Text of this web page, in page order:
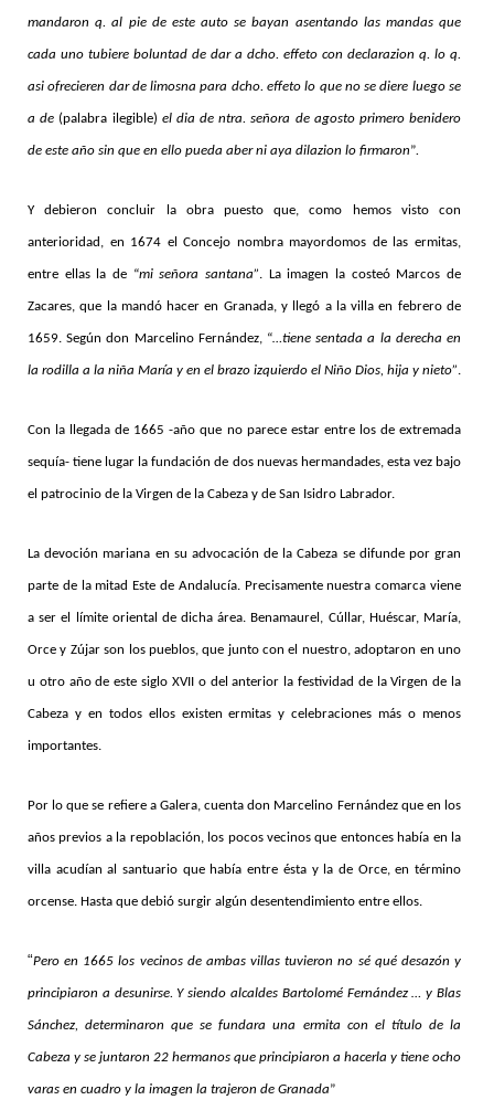
mandaron q. al pie de este auto se bayan asentando las mandas que
cada uno tubiere boluntad de dar a dcho. effeto con declarazion q. lo q.
asi ofrecieren dar de limosna para dcho. effeto lo que no se diere luego se
a de (palabra ilegible) el dia de ntra. señora de agosto primero benidero
de este año sin que en ello pueda aber ni aya dilazion lo firmaron”.
Y debieron concluir la obra puesto que, como hemos visto con
anterioridad, en 1674 el Concejo nombra mayordomos de las ermitas,
entre ellas la de “mi señora santana”. La imagen la costeó Marcos de
Zacares, que la mandó hacer en Granada, y llegó a la villa en febrero de
1659. Según don Marcelino Fernández, “…tiene sentada a la derecha en
la rodilla a la niña María y en el brazo izquierdo el Niño Dios, hija y nieto”.
Con la llegada de 1665 -año que no parece estar entre los de extremada
sequía- tiene lugar la fundación de dos nuevas hermandades, esta vez bajo
el patrocinio de la Virgen de la Cabeza y de San Isidro Labrador.
La devoción mariana en su advocación de la Cabeza se difunde por gran
parte de la mitad Este de Andalucía. Precisamente nuestra comarca viene
a ser el límite oriental de dicha área. Benamaurel, Cúllar, Huéscar, María,
Orce y Zújar son los pueblos, que junto con el nuestro, adoptaron en uno
u otro año de este siglo XVII o del anterior la festividad de la Virgen de la
Cabeza y en todos ellos existen ermitas y celebraciones más o menos
importantes.
Por lo que se refiere a Galera, cuenta don Marcelino Fernández que en los
años previos a la repoblación, los pocos vecinos que entonces había en la
villa acudían al santuario que había entre ésta y la de Orce, en término
orcense. Hasta que debió surgir algún desentendimiento entre ellos.
“Pero en 1665 los vecinos de ambas villas tuvieron no sé qué desazón y
principiaron a desunirse. Y siendo alcaldes Bartolomé Fernández … y Blas
Sánchez, determinaron que se fundara una ermita con el título de la
Cabeza y se juntaron 22 hermanos que principiaron a hacerla y tiene ocho
varas en cuadro y la imagen la trajeron de Granada”